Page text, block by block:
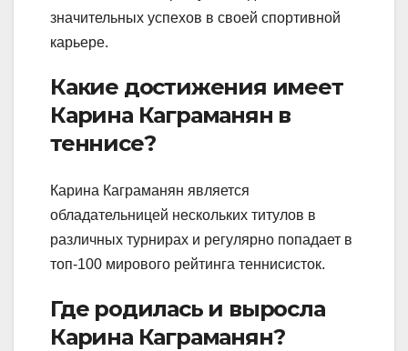
значительных успехов в своей спортивной
карьере.
Какие достижения имеет
Карина Каграманян в
теннисе?
Карина Каграманян является
обладательницей нескольких титулов в
различных турнирах и регулярно попадает в
топ-100 мирового рейтинга теннисисток.
Где родилась и выросла
Карина Каграманян?